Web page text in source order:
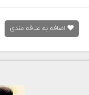
اضافه به علاقه مندی